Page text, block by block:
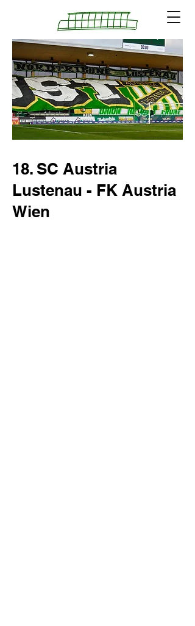
18. SC Austria
Lustenau - FK Austria
Wien